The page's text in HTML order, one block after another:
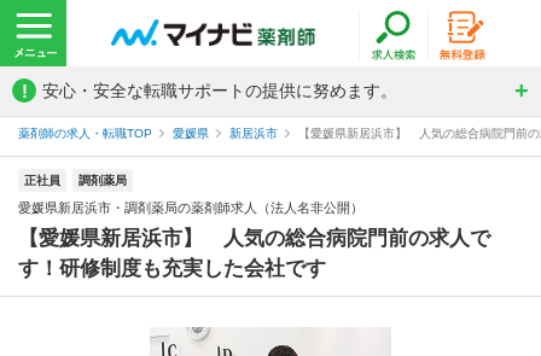
! 安心・安全な転職サポートの提供に努めます。
薬剤師の求人・転職TOP 愛媛県 新居浜市 【愛媛県新居浜市】 人気の総合病院門前
正社員 調剤薬局
愛媛県新居浜市・調剤薬局の薬剤師求人（法人名非公開）
【愛媛県新居浜市】 人気の総合病院門前の求人で
す！研修制度も充実した会社です